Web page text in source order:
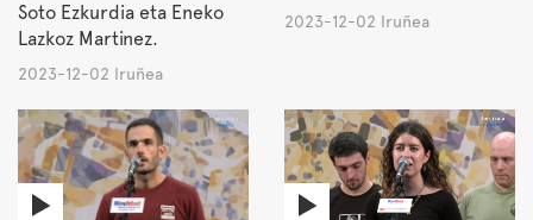
Soto Ezkurdia eta Eneko
Lazkoz Martinez.
2023-12-02 Iruñea
2023-12-02 Iruñea